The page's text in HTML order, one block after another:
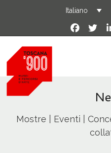
Italiano
Mostre | Eventi |